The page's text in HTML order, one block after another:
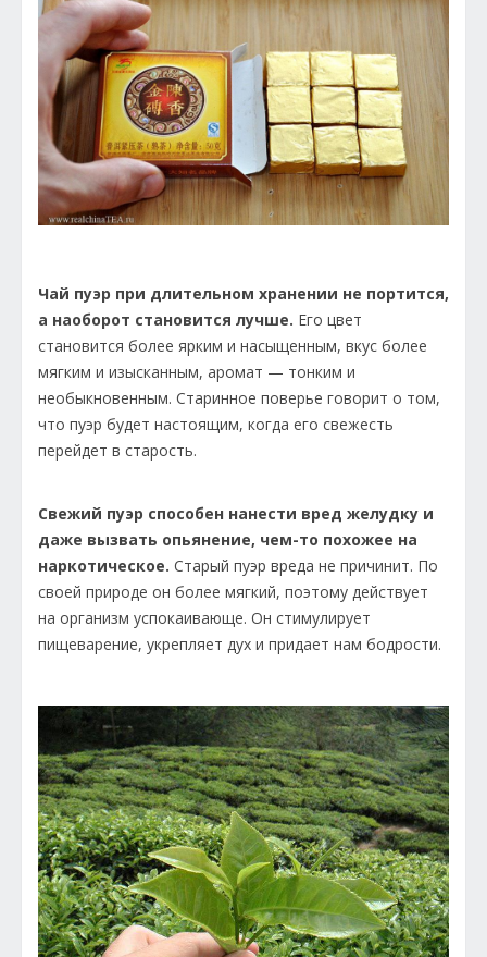
Чай пуэр при длительном хранении не портится,
а наоборот становится лучше. Его цвет
становится более ярким и насыщенным, вкус более
мягким и изысканным, аромат — тонким и
необыкновенным. Старинное поверье говорит о том,
что пуэр будет настоящим, когда его свежесть
перейдет в старость.
Свежий пуэр способен нанести вред желудку и
даже вызвать опьянение, чем-то похожее на
наркотическое. Старый пуэр вреда не причинит. По
своей природе он более мягкий, поэтому действует
на организм успокаивающе. Он стимулирует
пищеварение, укрепляет дух и придает нам бодрости.